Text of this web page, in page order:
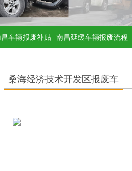
车辆报废补贴 南昌延缓车辆报废流程
桑海经济技术开发区报废车